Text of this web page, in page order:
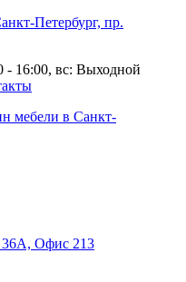
Петербург, пр.
- 16:00, вс: Выходной
36А, Офис 213